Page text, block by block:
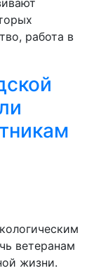
работа в
ветеранам
жизни.